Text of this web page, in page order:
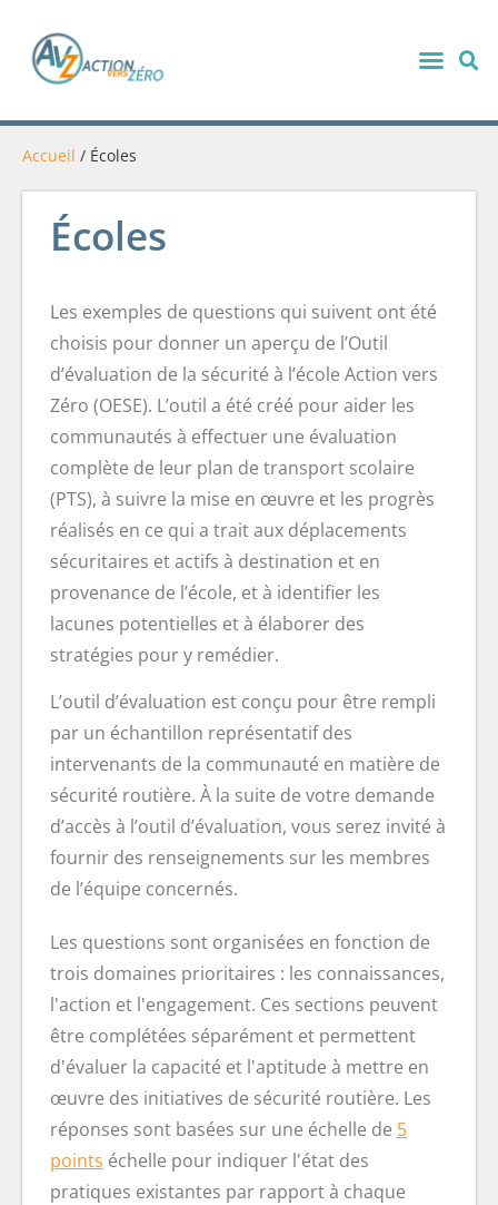
Accueil / Écoles
Écoles
Les exemples de questions qui suivent ont été
choisis pour donner un aperçu de l’Outil
d’évaluation de la sécurité à l’école Action vers
Zéro (OESE). L’outil a été créé pour aider les
communautés à effectuer une évaluation
complète de leur plan de transport scolaire
(PTS), à suivre la mise en œuvre et les progrès
réalisés en ce qui a trait aux déplacements
sécuritaires et actifs à destination et en
provenance de l’école, et à identifier les
lacunes potentielles et à élaborer des
stratégies pour y remédier.
L’outil d’évaluation est conçu pour être rempli
par un échantillon représentatif des
intervenants de la communauté en matière de
sécurité routière. À la suite de votre demande
d’accès à l’outil d’évaluation, vous serez invité à
fournir des renseignements sur les membres
de l’équipe concernés.
Les questions sont organisées en fonction de
trois domaines prioritaires : les connaissances,
l'action et l'engagement. Ces sections peuvent
être complétées séparément et permettent
d'évaluer la capacité et l'aptitude à mettre en
œuvre des initiatives de sécurité routière. Les
réponses sont basées sur une échelle de 5
points échelle pour indiquer l'état des
pratiques existantes par rapport à chaque